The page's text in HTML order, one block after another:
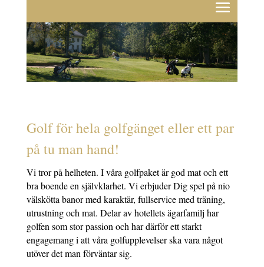
Golf för hela golfgänget eller ett par
på tu man hand!
Vi tror på helheten. I våra golfpaket är god mat och ett
bra boende en självklarhet. Vi erbjuder Dig spel på nio
välskötta banor med karaktär, fullservice med träning,
utrustning och mat. Delar av hotellets ägarfamilj har
golfen som stor passion och har därför ett starkt
engagemang i att våra golfupplevelser ska vara något
utöver det man förväntar sig.